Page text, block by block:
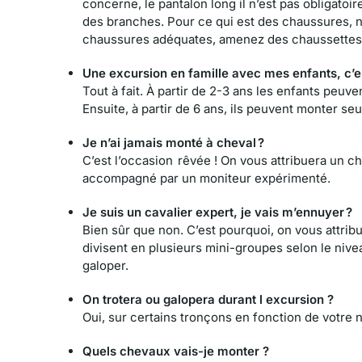
concerne, le pantalon long il n’est pas
des branches. Pour ce qui est des chaussures,
chaussures adéquates, amenez des
Une excursion en famille avec mes enfants,
Tout à fait. À partir de 2-3 ans les enfants
Ensuite, à partir de 6 ans, ils peuvent monter
Je n’ai jamais monté à cheval ?
C’est l’occasion rêvée ! On vous attribuera un
accompagné par un moniteur expérimenté.
Je suis un cavalier expert, je vais m’ennuyer ?
Bien sûr que non. C’est pourquoi, on vous
divisent en plusieurs mini-groupes selon le
galoper.
On trotera ou galopera durant l excursion ?
Oui, sur certains tronçons en fonction de votre
Quels chevaux vais-je monter ?